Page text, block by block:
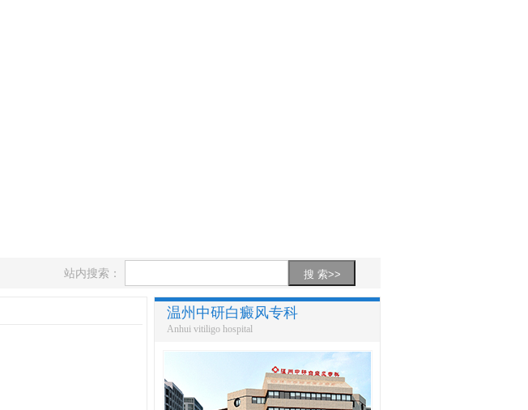
站内搜索：
温州中研白癜风专科
Anhui vitiligo hospital